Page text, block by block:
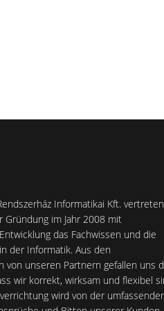
Okos Gyártás a FRIK ERP
Informatikai Kft. vertreten
Gründung im Jahr 2008 mit
das Fachwissen und die
der Informatik. Aus den
von unseren Partnern gefallen uns
wir korrekt, wirksam und flexibel
wird von der